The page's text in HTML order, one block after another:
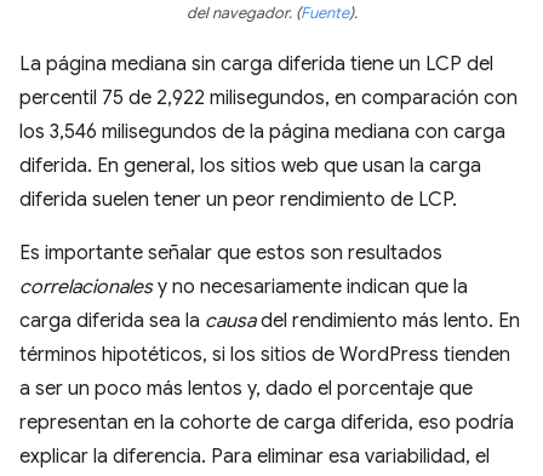
del navegador. (Fuente).
La página mediana sin carga diferida tiene un LCP del
percentil 75 de 2,922 milisegundos, en comparación con
los 3,546 milisegundos de la página mediana con carga
diferida. En general, los sitios web que usan la carga
diferida suelen tener un peor rendimiento de LCP.
Es importante señalar que estos son resultados
correlacionalesy no necesariamente indican que la
carga diferida sea la causadel rendimiento más lento. En
términos hipotéticos, si los sitios de WordPress tienden
a ser un poco más lentos y, dado el porcentaje que
representan en la cohorte de carga diferida, eso podría
explicar la diferencia. Para eliminar esa variabilidad, el